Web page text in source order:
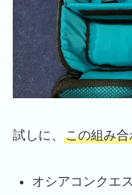
試しに、 この組み
オシアコンクエ